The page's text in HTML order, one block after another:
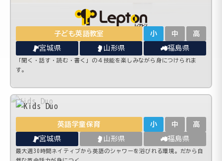
子ども英語教室 小 中 高
宮城県 山形県 福島県
「聞く・話す・読む・書く」の４技能を楽しみながら身につけられま
す。
英語学童保育 小 中 高
宮城県 山形県 福島県
最大週30時間ネイティブから英語のシャワーを浴びれる環境。だから自